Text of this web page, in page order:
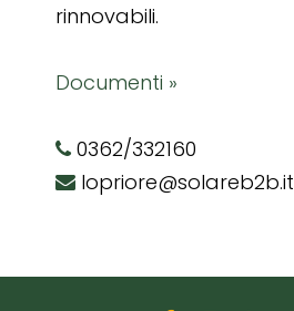
rinnovabili.
Documenti »
0362/332160
lopriore@solareb2b.it